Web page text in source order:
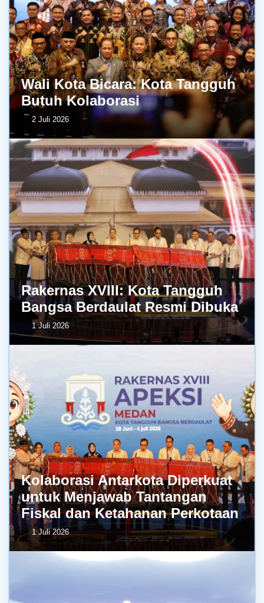
Wali Kota Bicara: Kota Tangguh
Butuh Kolaborasi
2 Juli 2026
Rakernas XVIII: Kota Tangguh
Bangsa Berdaulat Resmi Dibuka
1 Juli 2026
Kolaborasi Antarkota Diperkuat
untuk Menjawab Tantangan
Fiskal dan Ketahanan Perkotaan
1 Juli 2026